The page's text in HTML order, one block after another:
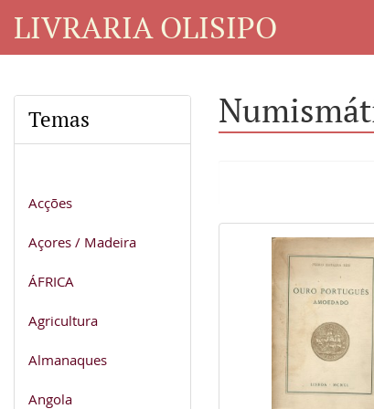
LIVRARIA OLISIPO
Temas
Acções
Açores / Madeira
ÁFRICA
Agricultura
Almanaques
Angola